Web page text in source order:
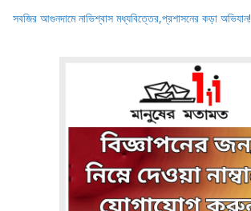
সবজির আগুনদামে নাভিশ্বাস মধ্যবিত্তের,প্রশাসনের কড়া অভিযান!